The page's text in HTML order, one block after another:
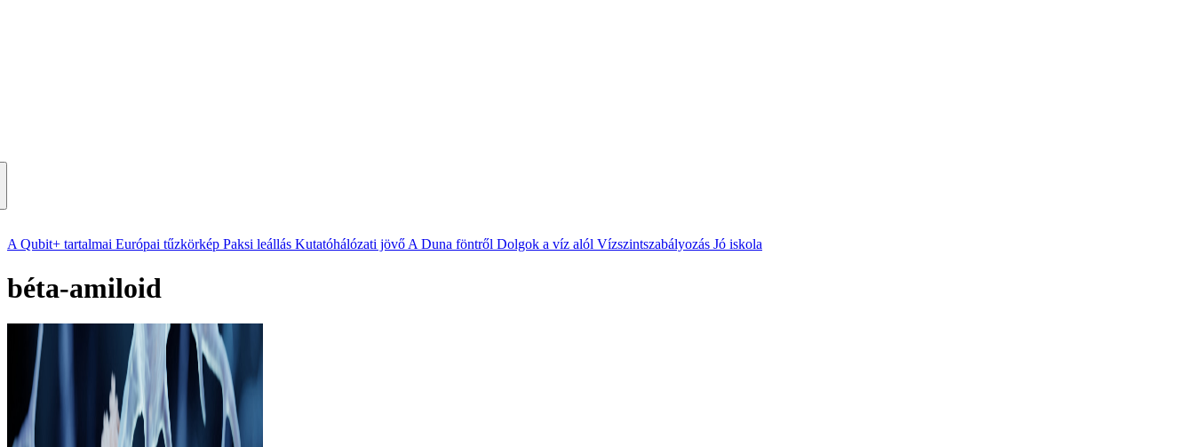
A Qubit+ tartalmai Európai tűzkörkép Paksi leállás Kutatóhálózati jövő A Duna föntről Dolgok a víz alól Vízszintszabályozás Jó iskola
béta-amiloid